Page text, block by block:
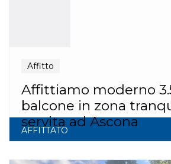
Affitto
Affittiamo moderno
balcone in zona
servita ad Ascona
AFFITTATO